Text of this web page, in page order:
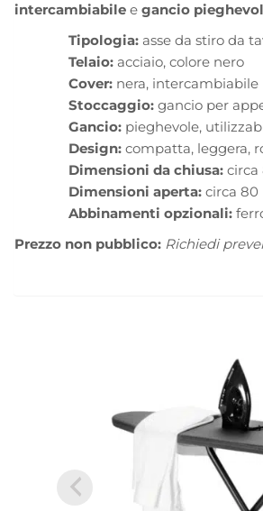
intercambiabile e gancio
Tipologia: asse da stiro da
Telaio: acciaio, colore nero
Cover: nera, intercambiabile
Stoccaggio: gancio per
Gancio: pieghevole,
Design: compatta, leggera,
Dimensioni da chiusa: circa
Dimensioni aperta: circa 80
Abbinamenti opzionali:
Prezzo non pubblico: Richiedi